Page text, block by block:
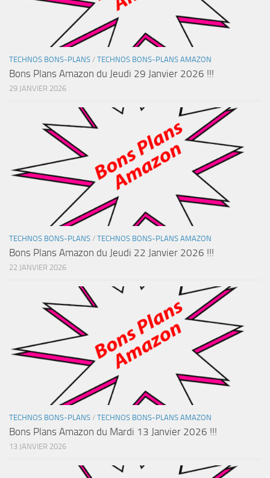
TECHNOS BONS-PLANS / TECHNOS BONS-PLANS AMAZON
Bons Plans Amazon du Jeudi 29 Janvier 2026 !!!
29 JANVIER 2026
TECHNOS BONS-PLANS / TECHNOS BONS-PLANS AMAZON
Bons Plans Amazon du Jeudi 22 Janvier 2026 !!!
22 JANVIER 2026
TECHNOS BONS-PLANS / TECHNOS BONS-PLANS AMAZON
Bons Plans Amazon du Mardi 13 Janvier 2026 !!!
13 JANVIER 2026